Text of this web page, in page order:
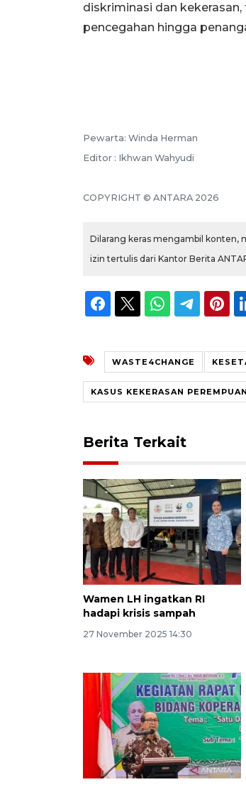
diskriminasi dan
pencegahan hingga
Pewarta: Winda Herman
Editor : Ikhwan Wahyudi
COPYRIGHT © ANTARA 2026
Dilarang keras mengambil konten,
izin tertulis dari Kantor Berita
WASTE4CHANGE
KASUS KEKERASAN PEREMPUAN
Berita Terkait
Wamen LH ingatkan RI
hadapi krisis sampah
27 November 2025 14:30